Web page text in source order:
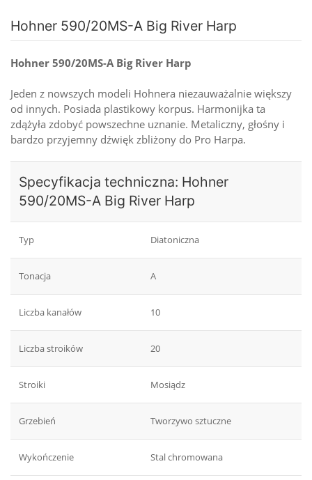
Hohner 590/20MS-A Big River Harp
Hohner 590/20MS-A Big River Harp
Jeden z nowszych modeli Hohnera niezauważalnie większy
od innych. Posiada plastikowy korpus. Harmonijka ta
zdążyła zdobyć powszechne uznanie. Metaliczny, głośny i
bardzo przyjemny dźwięk zbliżony do Pro Harpa.
Specyfikacja techniczna: Hohner
590/20MS-A Big River Harp
Typ Diatoniczna
Tonacja A
Liczba kanałów 10
Liczba stroików 20
Stroiki Mosiądz
Grzebień Tworzywo sztuczne
Wykończenie Stal chromowana